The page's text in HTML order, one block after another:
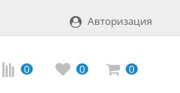
Авторизация
0 0 0